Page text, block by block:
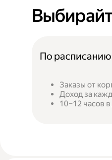
По расписанию
Заказы от
Доход за
10–12 часов